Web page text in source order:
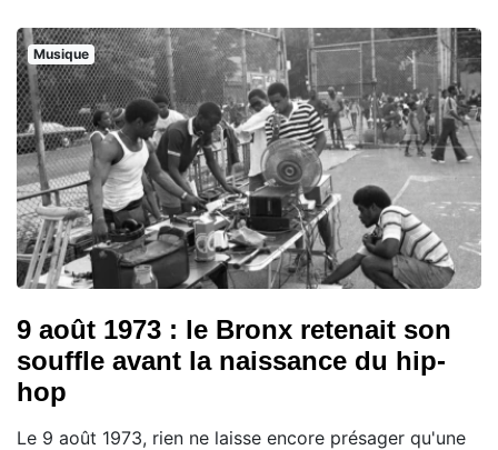
Musique
9 août 1973 : le Bronx retenait son
souffle avant la naissance du hip-
hop
Le 9 août 1973, rien ne laisse encore présager qu'une